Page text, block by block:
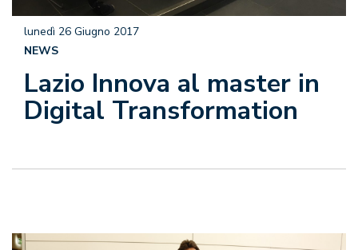
Lazio Innova al master in
Digital Transformation
lunedì 26 Giugno 2017
NEWS